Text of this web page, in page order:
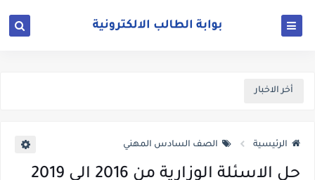
أخر الاخبار
الرئيسية الصف السادس المهني
حل الاسئلة الوزارية من 2016 الى 2019